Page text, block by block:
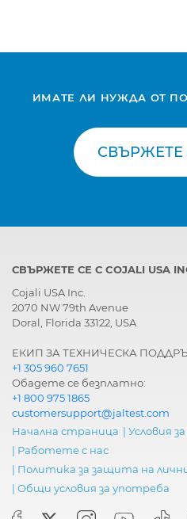
ИМАТЕ ЛИ НУЖДА ОТ
СВЪРЖЕТЕ
СВЪРЖЕТЕ СЕ С COJALI USA
Cojali USA Inc.
2070 NW 79th Avenue
Doral, Florida 33122, USA
ЕКИП ЗА ТЕХНИЧЕСКА
+1 305 960 7651
Обадете се безплатно:
+1 800 975 1865
customersupport@jaltest.com
Начална страница | Условия
| Работете с нас
| Политика за защита на
| Общи условия за употреба